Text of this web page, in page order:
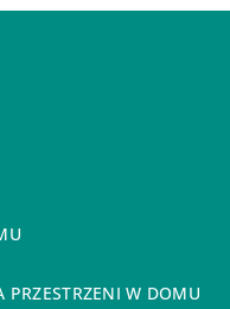
PRZESTRZENI W DOMU